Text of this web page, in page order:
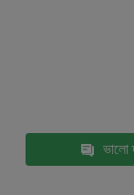
ভালো